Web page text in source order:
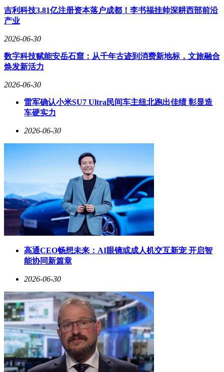
手续费下限已调整为0.01元，这一变化使得小额提现变得更加
经济。此前，超出免费提现额度的部分按提现金额的0.1%收
取服务费，单笔最低0.1元。新政策实施后，即便每次只提现
0.01元，手续费也仅为0.01元。
在智能科技应用方面，Manus推出了Wide Research功能，支持
一次调度上百个智能体并行运行，用于处理复杂的大规模研究
版也正式发布，模型参数与kimi-k2一致，但输出速度提升至
每秒40 Tokens，为用户提供更快捷的服务。
汽车行业也迎来了智能化转型的新突破。东风奕派科技推出的
2026款eπ008六座版正式上市，搭载高通骁龙SA8295P芯片和
市，成为全球首搭华为乾崑技术的燃油车，标志着上汽奥迪在
智能化转型方面迈出了重要一步。
最后，家用机器人领域也迎来了新进展。Figure公司发布的
Figure.02机器人演示视频展示了机器人在家中洗衣服的全过
程。这一突破标志着家用机器人技术取得了重要进展，未来有
望为更多家庭带来便利。
吉利科技3.81亿注册资本落户成都！李书福挂帅深耕西部前沿
产业
2026-06-30
数字科技赋能安岳石窟：从千年古迹到消费新地标，文旅融合
焕发新活力
2026-06-30
雷军确认小米SU7 Ultra民间车主纽北跑出佳绩 彰显造
车硬实力
2026-06-30
高通CEO畅想未来：AI眼镜或成人机交互新宠 开启智
能协同新篇章
2026-06-30